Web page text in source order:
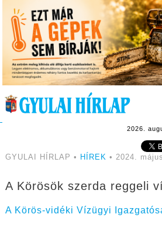
2026.
GYULAI HÍRLAP • HÍREK • 2024.
A Körösök szerda reggeli
A Körös-vidéki Vízügyi